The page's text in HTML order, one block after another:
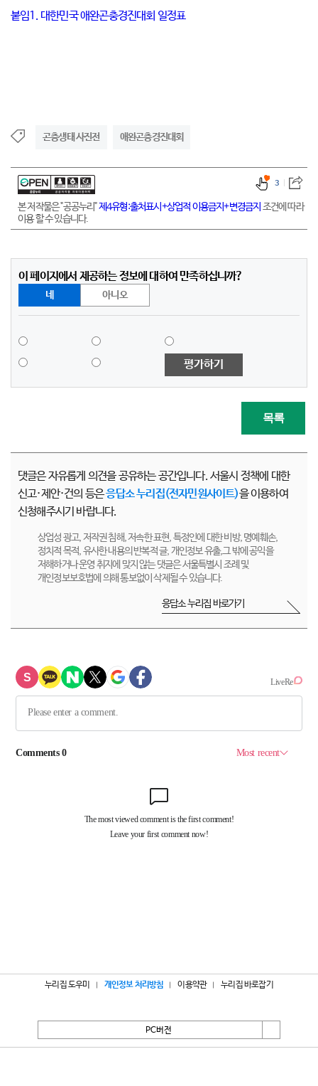
붙임1. 대한민국 애완곤충경진대회 일정표
곤충생태 사진전 애완곤충경진대회
본 저작물은 "공공누리"제4유형:출처표시+상업적 이용금지+변경금지 조건에 따라
이용 할 수 있습니다.
3
이 페이지에서 제공하는 정보에 대하여 만족하십니까?
네 아니오
평가하기
목록
댓글은 자유롭게 의견을 공유하는 공간입니다. 서울시 정책에 대한
신고·제안·건의 등은응답소 누리집(전자민원사이트)을 이용하여
신청해주시기 바랍니다.
상업성 광고, 저작권 침해, 저속한 표현, 특정인에 대한 비방, 명예훼손,
정치적 목적, 유사한 내용의 반복적 글, 개인정보 유출,그 밖에 공익을
저해하거나 운영 취지에 맞지 않는 댓글은 서울특별시 조례 및
개인정보보호법에 의해 통보없이 삭제될 수 있습니다.
응답소 누리집 바로가기
누리집 도우미 개인정보 처리방침 이용약관 누리집 바로잡기
PC버전